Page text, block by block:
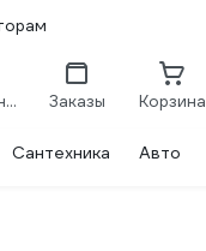
Сравнение Заказы Корзина
Сантехника Авто